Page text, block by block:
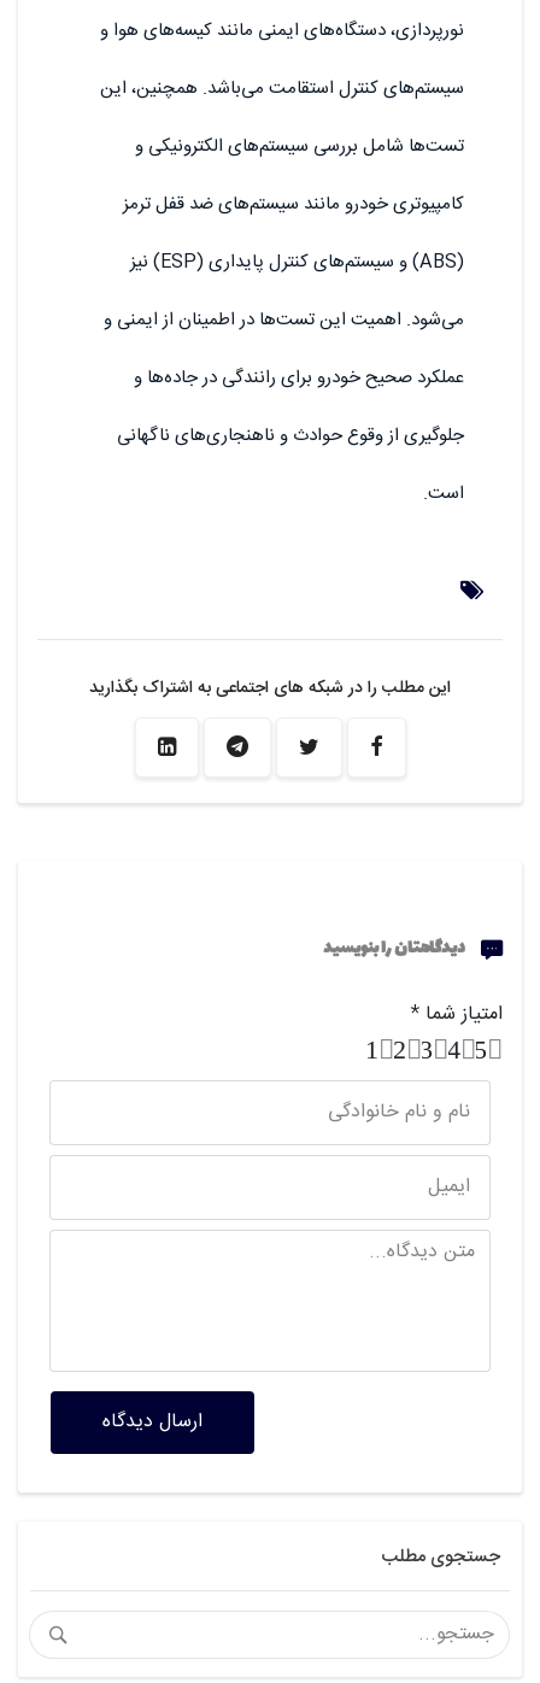
جستجوی مطلب
نورپردازی، دستگاه‌های ایمنی مانند کیسه‌های هوا و
سیستم‌های کنترل استقامت می‌باشد. همچنین، این
تست‌ها شامل بررسی سیستم‌های الکترونیکی و
کامپیوتری خودرو مانند سیستم‌های ضد قفل ترمز
(ABS) و سیستم‌های کنترل پایداری (ESP) نیز
می‌شود. اهمیت این تست‌ها در اطمینان از ایمنی و
عملکرد صحیح خودرو برای رانندگی در جاده‌ها و
جلوگیری از وقوع حوادث و ناهنجاری‌های ناگهانی
است.
این مطلب را در شبکه های اجتماعی به اشتراک بگذارید
دیدگاهتان را بنویسید
امتیاز شما *
5
4
3
2
1
ارسال دیدگاه